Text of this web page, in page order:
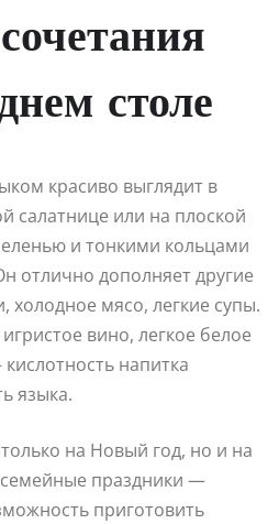
столе
красиво выглядит в
салатнице или на плоской
и тонкими кольцами
отлично дополняет другие
холодное мясо, легкие супы.
вино, легкое белое
напитка
языка.
на Новый год, но и на
праздники —
приготовить